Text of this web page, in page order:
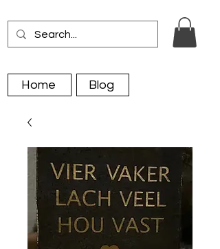
Home Blog